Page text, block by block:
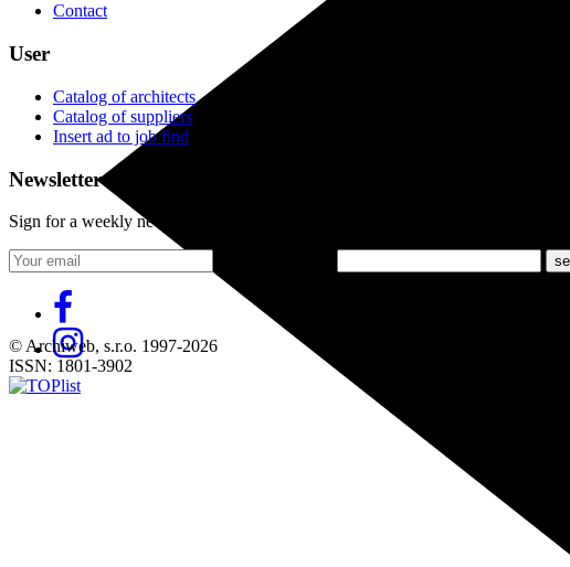
Contact
User
Catalog of architects
Catalog of suppliers
Insert ad to job find
Newsletter
Sign for a weekly newsletter:
© Archiweb, s.r.o. 1997-2026
ISSN: 1801-3902